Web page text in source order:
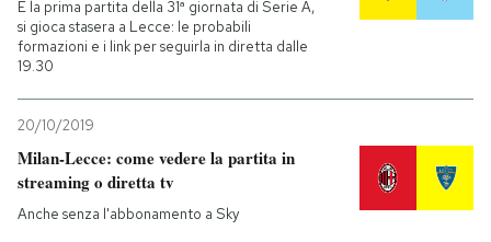
È la prima partita della 31ª giornata di Serie A,
si gioca stasera a Lecce: le probabili
formazioni e i link per seguirla in diretta dalle
19.30
20/10/2019
Milan-Lecce: come vedere la partita in
streaming o diretta tv
Anche senza l'abbonamento a Sky